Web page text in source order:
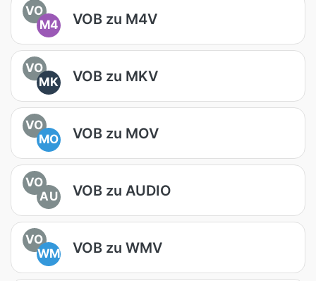
VO
M4
VOB zu M4V
VO
MK
VOB zu MKV
VO
MO
VOB zu MOV
VO
AU
VOB zu AUDIO
VO
WM
VOB zu WMV